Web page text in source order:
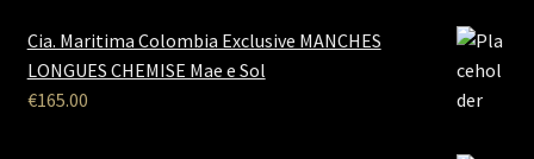
Cia. Maritima Colombia Exclusive MANCHES
LONGUES CHEMISE Mae e Sol
€165.00